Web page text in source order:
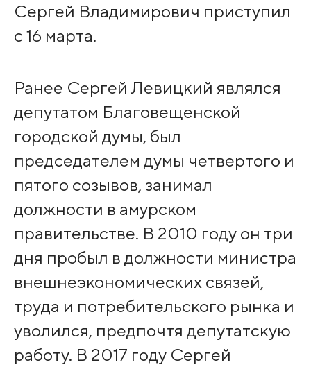
Сергей Владимирович приступил
с 16 марта.
Ранее Сергей Левицкий являлся
депутатом Благовещенской
городской думы, был
председателем думы четвертого и
пятого созывов, занимал
должности в амурском
правительстве. В 2010 году он три
дня пробыл в должности министра
внешнеэкономических связей,
труда и потребительского рынка и
уволился, предпочтя депутатскую
работу. В 2017 году Сергей